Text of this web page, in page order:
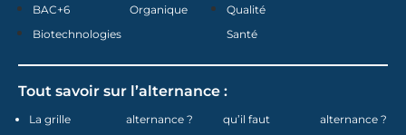
BAC+6
Biotechnologies
Organique
Qualité
Santé
Tout savoir sur l’alternance :
La grille
alternance ?
qu’il faut
alternance ?